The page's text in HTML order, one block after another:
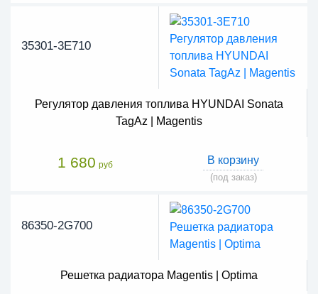
35301-3E710
Регулятор давления топлива HYUNDAI Sonata
TagAz | Magentis
1 680 руб В корзину
(под заказ)
86350-2G700
Решетка радиатора Magentis | Optima